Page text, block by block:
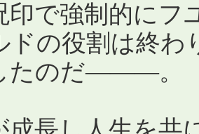
印で強制的にフ
ドの役割は終わ
たのだ―――。